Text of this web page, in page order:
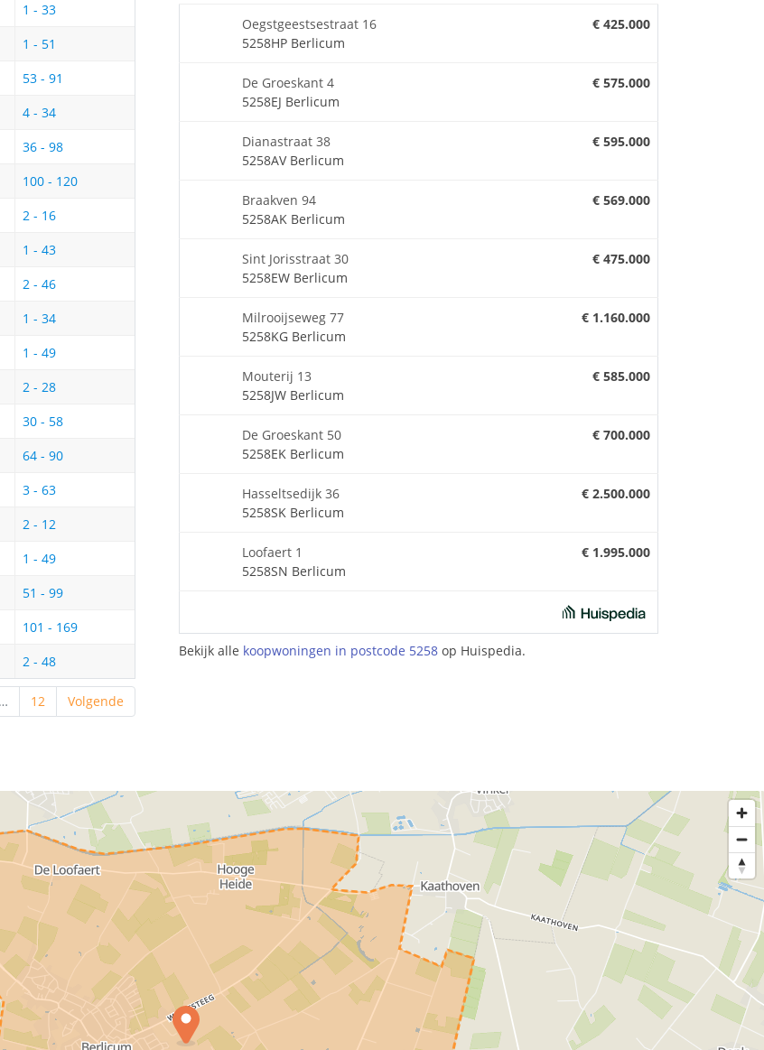
1 - 33
1 - 51
53 - 91
4 - 34
36 - 98
100 - 120
2 - 16
1 - 43
2 - 46
1 - 34
1 - 49
2 - 28
30 - 58
64 - 90
3 - 63
2 - 12
1 - 49
51 - 99
101 - 169
2 - 48
… 12 Volgende
Oegstgeestsestraat 16
5258HP Berlicum
€ 425.000
De Groeskant 4
5258EJ Berlicum
€ 575.000
Dianastraat 38
5258AV Berlicum
€ 595.000
Braakven 94
5258AK Berlicum
€ 569.000
Sint Jorisstraat 30
5258EW Berlicum
€ 475.000
Milrooijseweg 77
5258KG Berlicum
€ 1.160.000
Mouterij 13
5258JW Berlicum
€ 585.000
De Groeskant 50
5258EK Berlicum
€ 700.000
Hasseltsedijk 36
5258SK Berlicum
€ 2.500.000
Loofaert 1
5258SN Berlicum
€ 1.995.000
Bekijk alle koopwoningen in postcode 5258 op Huispedia.